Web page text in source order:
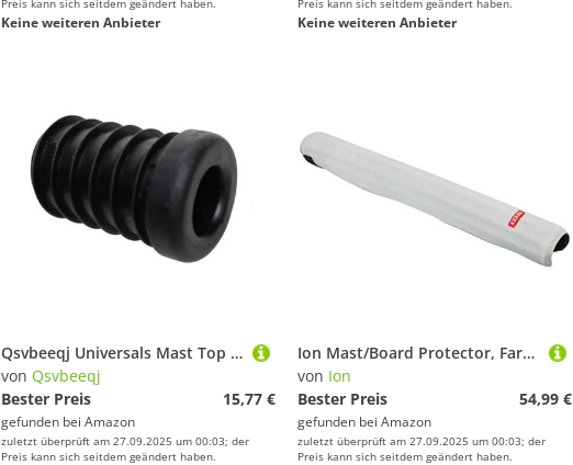
Preis kann sich seitdem geändert haben.
Keine weiteren Anbieter
Preis kann sich seitdem geändert haben.
Keine weiteren Anbieter
Qsvbeeqj Universals Mast Top Pin Plug Stop Record Pen Stop Insert Windsurfing Zubehör Mast Pin Einfache Installation
von Qsvbeeqj
Bester Preis
15,77 €
gefunden bei Amazon
zuletzt überprüft am 27.09.2025 um 00:03; der
Preis kann sich seitdem geändert haben.
Ion Mast/Board Protector, Farbe:Grey, Größe:S
von Ion
Bester Preis
54,99 €
gefunden bei Amazon
zuletzt überprüft am 27.09.2025 um 00:03; der
Preis kann sich seitdem geändert haben.